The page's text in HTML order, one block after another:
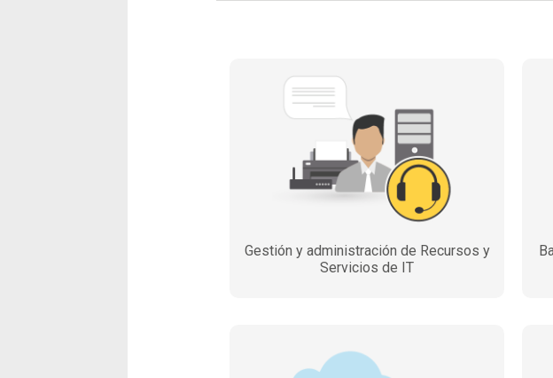
Gestión y administración de Recursos y
Servicios de IT